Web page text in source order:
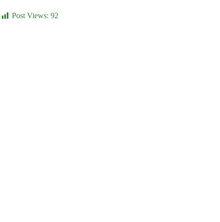
Post Views: 92